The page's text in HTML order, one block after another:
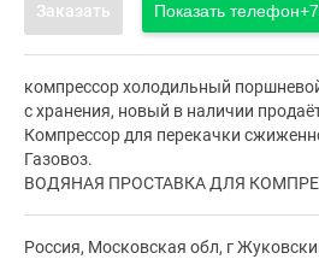
Заказать Показать телефон
компрессор холодильный
с хранения, новый в наличии
Компрессор для перекачки
Газовоз.
ВОДЯНАЯ ПРОСТАВКА ДЛЯ
Россия, Московская обл, г